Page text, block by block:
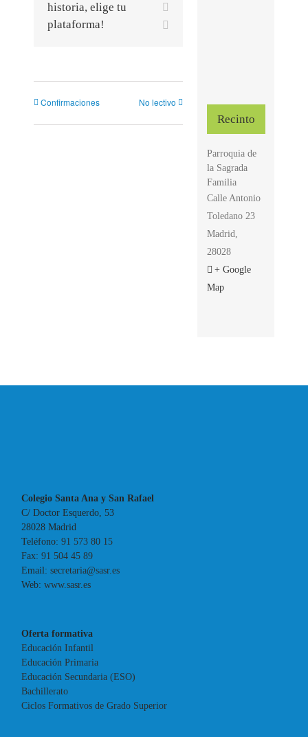
historia, elige tu
plataforma!
Confirmaciones No lectivo
Recinto
Parroquia de
la Sagrada
Familia
Calle Antonio
Toledano 23
Madrid
28028
+ Google
Map
Colegio Santa Ana y San Rafael
C/ Doctor Esquerdo, 53
28028 Madrid
Teléfono:91 573 80 15
Fax:91 504 45 89
Email:secretaria@sasr.es
Web:www.sasr.es
Oferta formativa
Educación Infantil
Educación Primaria
Educación Secundaria (ESO)
Bachillerato
Ciclos Formativos de Grado Superior